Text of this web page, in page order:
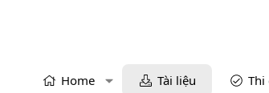
Home Tài liệu Thi